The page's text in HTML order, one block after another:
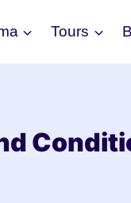
Tours